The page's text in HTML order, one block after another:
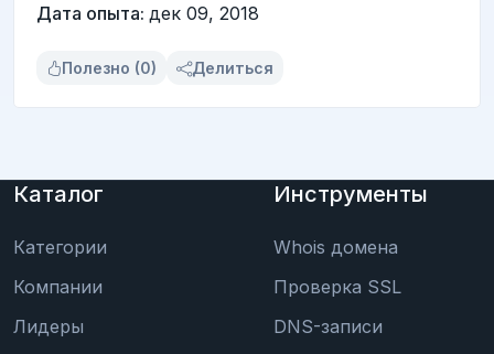
Дата опыта: дек 09, 2018
Полезно (0) Делиться
Каталог
Категории
Компании
Лидеры
Инструменты
Whois домена
Проверка SSL
DNS-записи